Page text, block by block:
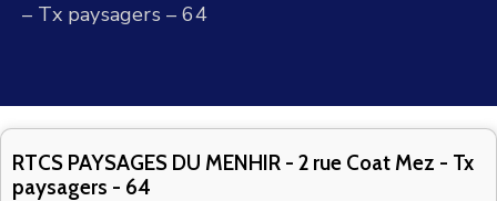
VOS
– Tx paysagers – 64
RTCS PAYSAGES DU MENHIR - 2 rue Coat Mez - Tx
paysagers - 64